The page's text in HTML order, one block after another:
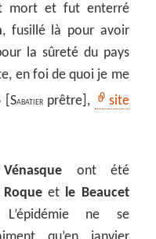
mort et fut enterré
, fusillé là pour avoir
la sûreté du pays
en foi de quoi je me
[SABATIER prêtre],
site
Vénasque ont été
Roqueet le Beaucet
L’épidémie ne se